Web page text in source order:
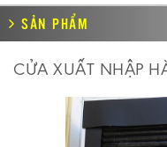
SẢN PHẨM
CỬA XUẤT NHẬP